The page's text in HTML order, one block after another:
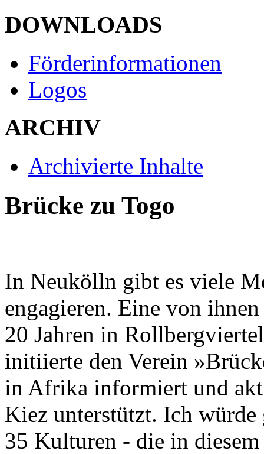
DOWNLOADS
Förderinformationen
Logos
ARCHIV
Archivierte Inhalte
Brücke zu Togo
In Neukölln gibt es viele
engagieren. Eine von
20 Jahren in
initiierte den Verein
in Afrika informiert und
Kiez unterstützt. Ich würde
35 Kulturen - die in